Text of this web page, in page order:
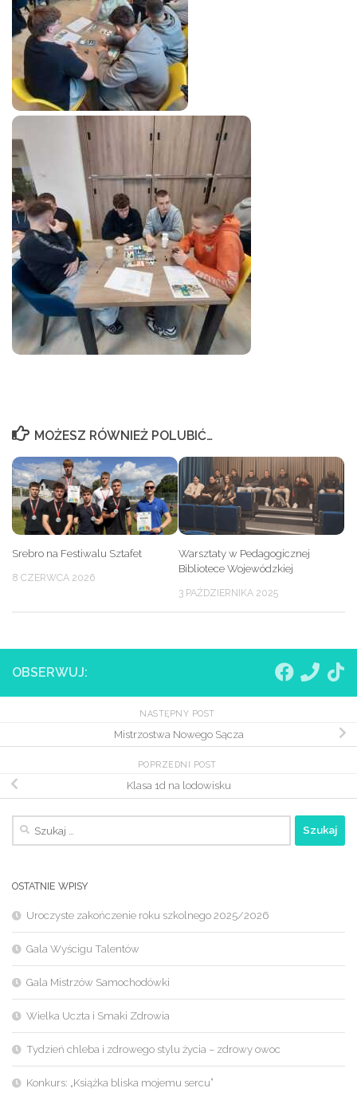
MOŻESZ RÓWNIEŻ POLUBIĆ…
Srebro na Festiwalu Sztafet
8 CZERWCA 2026
Warsztaty w Pedagogicznej
Bibliotece Wojewódzkiej
3 PAŹDZIERNIKA 2025
OBSERWUJ:
NASTĘPNY POST
Mistrzostwa Nowego Sącza
POPRZEDNI POST
Klasa 1d na lodowisku
Szukaj:
OSTATNIE WPISY
Uroczyste zakończenie roku szkolnego 2025/2026
Gala Wyścigu Talentów
Gala Mistrzów Samochodówki
Wielka Uczta i Smaki Zdrowia
Tydzień chleba i zdrowego stylu życia – zdrowy owoc
Konkurs: „Książka bliska mojemu sercu”